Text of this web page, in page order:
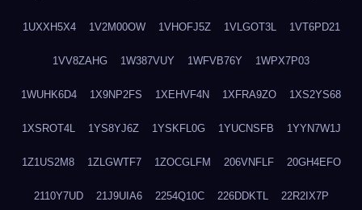
1UXXH5X4 1V2M00OW 1VHOFJ5Z 1VLGOT3L 1VT6PD21
1VV8ZAHG 1W387VUY 1WFVB76Y 1WPX7P03
1WUHK6D4 1X9NP2FS 1XEHVF4N 1XFRA9ZO 1XS2YS68
1XSROT4L 1YS8YJ6Z 1YSKFL0G 1YUCNSFB 1YYN7W1J
1Z1US2M8 1ZLGWTF7 1ZOCGLFM 206VNFLF 20GH4EFO
2110Y7UD 21J9UIA6 2254Q10C 226DDKTL 22R2IX7P